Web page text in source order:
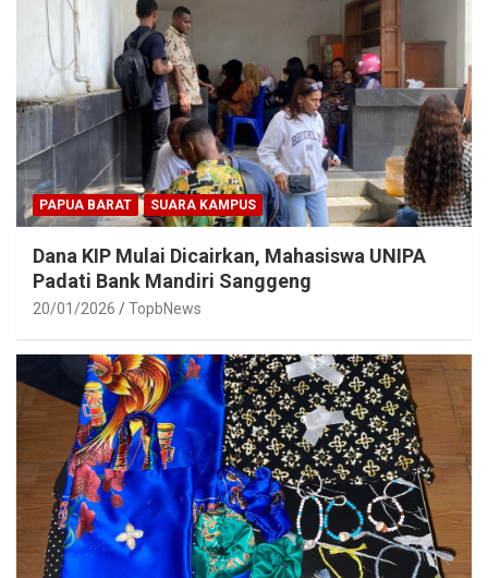
PAPUA BARAT SUARA KAMPUS
Dana KIP Mulai Dicairkan, Mahasiswa UNIPA
Padati Bank Mandiri Sanggeng
20/01/2026 TopbNews